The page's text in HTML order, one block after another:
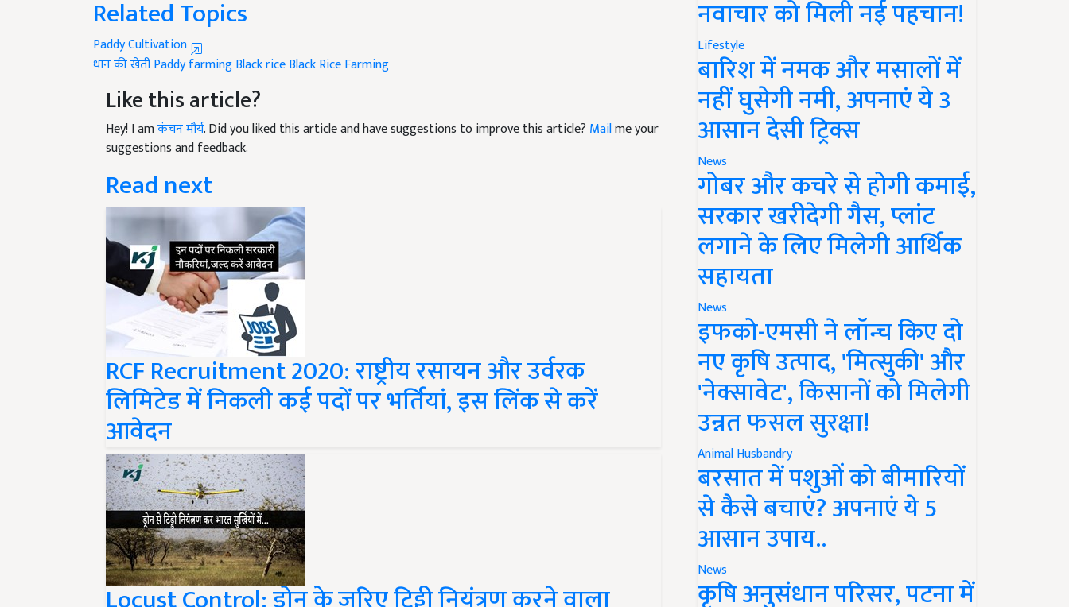
Paddy Cultivation
धान की खेतीPaddy farming
Like this article?
Hey! I amकंचन मौर्य. Did you liked this article and have suggestions to improve this article?
suggestions and feedback.
Read next
RCF Recruitment 2020: राष्ट्रीय रसायन और उर्वरक
लिमिटेड में निकली कई पदों पर भर्तियां, इस लिंक से करें
आवेदन
Locust Control: ड्रोन के जरिए टिड्डी नियंत्रण करने वाला
नवाचार को मिली नई पहचान!
Lifestyle
बारिश में नमक और मसालों में
नहीं घुसेगी नमी, अपनाएं ये 3
आसान देसी ट्रिक्स
News
गोबर और कचरे से होगी कमाई,
सरकार खरीदेगी गैस, प्लांट
लगाने के लिए मिलेगी आर्थिक
सहायता
News
इफको-एमसी ने लॉन्च किए दो
नए कृषि उत्पाद, 'मित्सुकी' और
'नेक्सावेट', किसानों को मिलेगी
उन्नत फसल सुरक्षा!
Animal Husbandry
बरसात में पशुओं को बीमारियों
से कैसे बचाएं? अपनाएं ये 5
आसान उपाय..
News
कृषि अनुसंधान परिसर, पटना में